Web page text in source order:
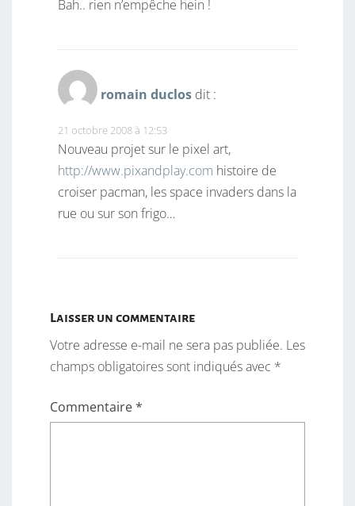
Bah.. rien n’empêche hein !
romain duclos dit :
21 octobre 2008 à 12:53
Nouveau projet sur le pixel art,
http://www.pixandplay.com histoire de
croiser pacman, les space invaders dans la
rue ou sur son frigo…
Laisser un commentaire
Votre adresse e-mail ne sera pas publiée. Les
champs obligatoires sont indiqués avec *
Commentaire*